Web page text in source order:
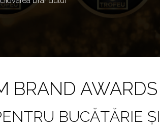
BRAND
BUCĂTĂRIE